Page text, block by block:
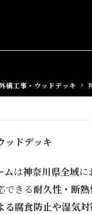
構工事・ウッドデッキ
ッドデッキ
ムは神奈川県全域に
できる耐久性・断
る腐食防止や湿気対